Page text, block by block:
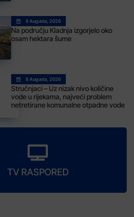
8 Augusta, 2026
Na području Kladnja izgorjelo oko
osam hektara šume
8 Augusta, 2026
Stručnjaci – Uz nizak nivo količine
vode u rijekama, najveći problem
netretirane komunalne otpadne vode
TV RASPORED